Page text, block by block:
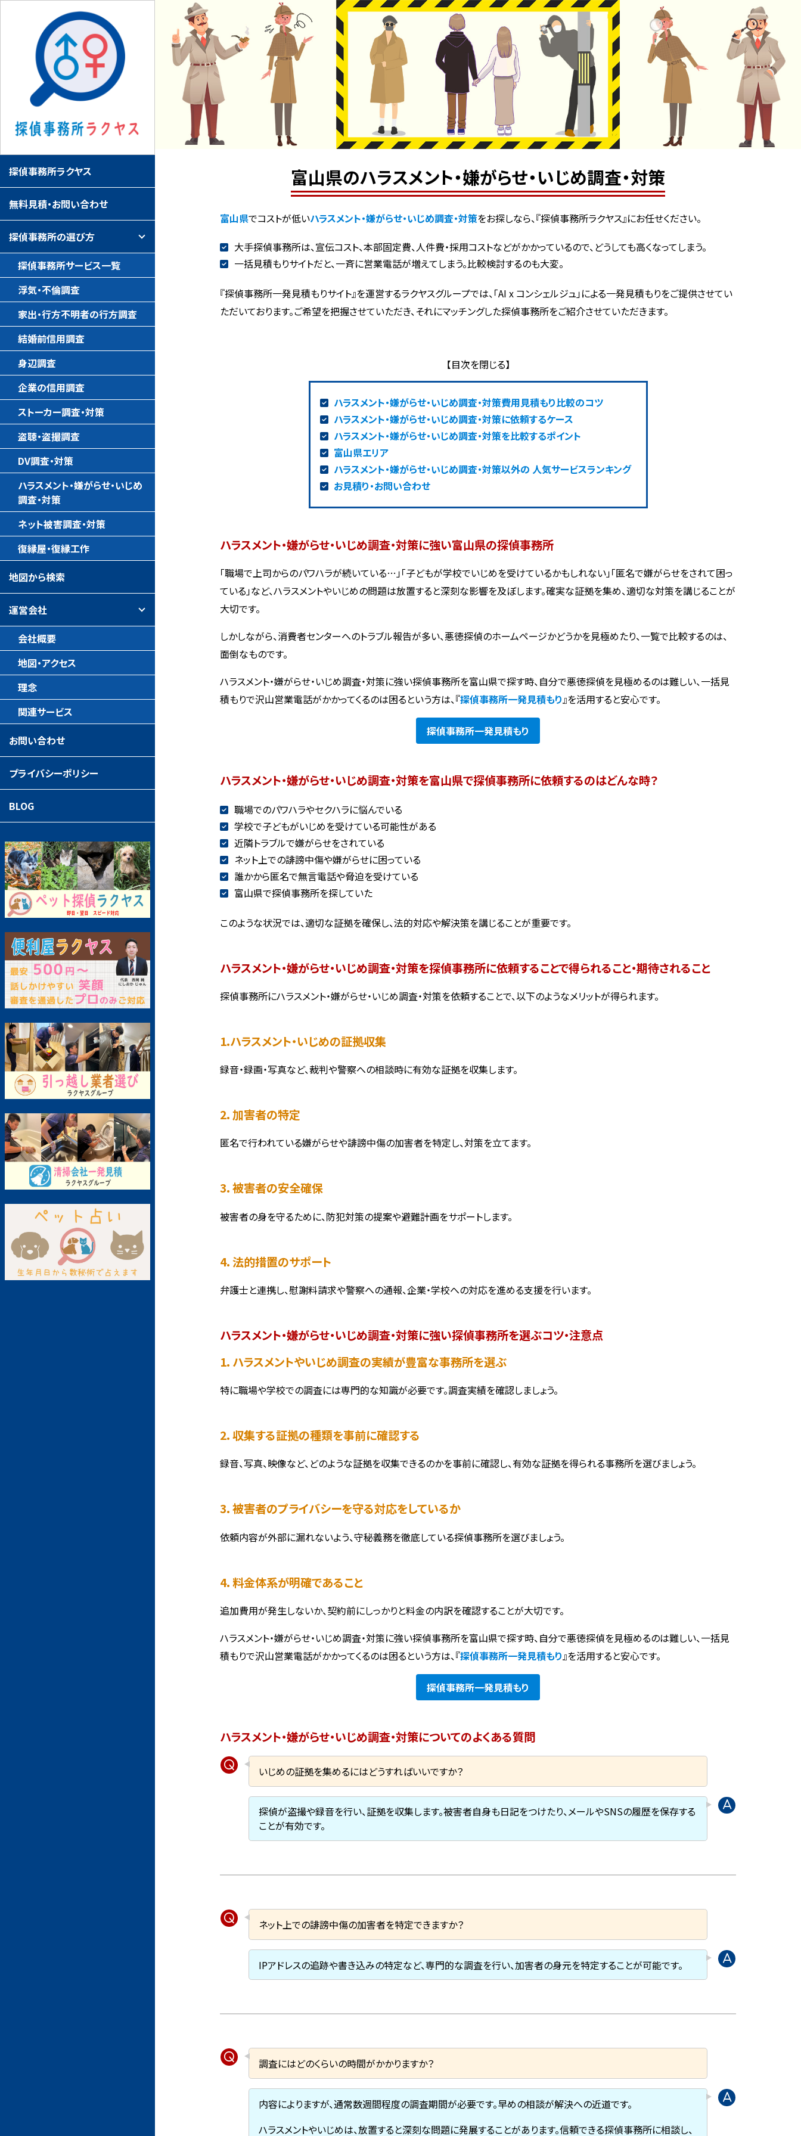
富山県のハラスメント・嫌がらせ・いじめ調査・対策
富山県でコストが低いハラスメント・嫌がらせ・いじめ調査・対策をお探しなら、『探偵事務所ラクヤス』にお任せください。
大手探偵事務所は、宣伝コスト、本部固定費、人件費・採用コストなどがかかっているので、どうしても高くなってしまう。
一括見積もりサイトだと、一斉に営業電話が増えてしまう。比較検討するのも大変。
『探偵事務所一発見積もりサイト』を運営するラクヤスグループでは、「AI x コンシェルジュ」による一発見積もりをご提供させてい
ただいております。ご希望を把握させていただき、それにマッチングした探偵事務所をご紹介させていただきます。
ハラスメント・嫌がらせ・いじめ調査・対策費用見積もり比較のコツ
ハラスメント・嫌がらせ・いじめ調査・対策に依頼するケース
ハラスメント・嫌がらせ・いじめ調査・対策を比較するポイント
富山県エリア
ハラスメント・嫌がらせ・いじめ調査・対策以外の 人気サービスランキング
お見積り・お問い合わせ
ハラスメント・嫌がらせ・いじめ調査・対策に強い富山県の探偵事務所
「職場で上司からのパワハラが続いている…」「子どもが学校でいじめを受けているかもしれない」「匿名で嫌がらせをされて困っ
ている」など、ハラスメントやいじめの問題は放置すると深刻な影響を及ぼします。確実な証拠を集め、適切な対策を講じることが
大切です。
しかしながら、消費者センターへのトラブル報告が多い、悪徳探偵のホームページかどうかを見極めたり、一覧で比較するのは、
面倒なものです。
ハラスメント・嫌がらせ・いじめ調査・対策に強い探偵事務所を富山県で探す時、自分で悪徳探偵を見極めるのは難しい、一括見
積もりで沢山営業電話がかかってくるのは困るという方は、『探偵事務所一発見積もり 』を活用すると安心です。
探偵事務所一発見積もり
ハラスメント・嫌がらせ・いじめ調査・対策を富山県で探偵事務所に依頼するのはどんな時？
職場でのパワハラやセクハラに悩んでいる
学校で子どもがいじめを受けている可能性がある
近隣トラブルで嫌がらせをされている
ネット上での誹謗中傷や嫌がらせに困っている
誰かから匿名で無言電話や脅迫を受けている
富山県で探偵事務所を探していた
このような状況では、適切な証拠を確保し、法的対応や解決策を講じることが重要です。
ハラスメント・嫌がらせ・いじめ調査・対策を探偵事務所に依頼することで得られること・期待されること
探偵事務所にハラスメント・嫌がらせ・いじめ調査・対策を依頼することで、以下のようなメリットが得られます。
1.ハラスメント・いじめの証拠収集
録音・録画・写真など、裁判や警察への相談時に有効な証拠を収集します。
2. 加害者の特定
匿名で行われている嫌がらせや誹謗中傷の加害者を特定し、対策を立てます。
3. 被害者の安全確保
被害者の身を守るために、防犯対策の提案や避難計画をサポートします。
4. 法的措置のサポート
弁護士と連携し、慰謝料請求や警察への通報、企業・学校への対応を進める支援を行います。
ハラスメント・嫌がらせ・いじめ調査・対策に強い探偵事務所を選ぶコツ・注意点
1. ハラスメントやいじめ調査の実績が豊富な事務所を選ぶ
特に職場や学校での調査には専門的な知識が必要です。調査実績を確認しましょう。
2. 収集する証拠の種類を事前に確認する
録音、写真、映像など、どのような証拠を収集できるのかを事前に確認し、有効な証拠を得られる事務所を選びましょう。
3. 被害者のプライバシーを守る対応をしているか
依頼内容が外部に漏れないよう、守秘義務を徹底している探偵事務所を選びましょう。
4. 料金体系が明確であること
追加費用が発生しないか、契約前にしっかりと料金の内訳を確認することが大切です。
ハラスメント・嫌がらせ・いじめ調査・対策に強い探偵事務所を富山県で探す時、自分で悪徳探偵を見極めるのは難しい、一括見
積もりで沢山営業電話がかかってくるのは困るという方は、『探偵事務所一発見積もり 』を活用すると安心です。
探偵事務所一発見積もり
ハラスメント・嫌がらせ・いじめ調査・対策についてのよくある質問
いじめの証拠を集めるにはどうすればいいですか？
探偵が盗撮や録音を行い、証拠を収集します。被害者自身も日記をつけたり、メールやSNSの履歴を保存する
ことが有効です。
ネット上での誹謗中傷の加害者を特定できますか？
IPアドレスの追跡や書き込みの特定など、専門的な調査を行い、加害者の身元を特定することが可能です。
調査にはどのくらいの時間がかかりますか？
内容によりますが、通常数週間程度の調査期間が必要です。早めの相談が解決への近道です。
ハラスメントやいじめは、放置すると深刻な問題に発展することがあります。信頼できる探偵事務所に相談し、
探偵事務所ラクヤス
無料見積・お問い合わせ
探偵事務所の選び方
探偵事務所サービス一覧
浮気・不倫調査
家出・行方不明者の行方調査
結婚前信用調査
身辺調査
企業の信用調査
ストーカー調査・対策
盗聴・盗撮調査
DV調査・対策
ハラスメント・嫌がらせ・いじめ
調査・対策
ネット被害調査・対策
復縁屋・復縁工作
地図から検索
運営会社
会社概要
地図・アクセス
理念
関連サービス
お問い合わせ
プライバシーポリシー
BLOG